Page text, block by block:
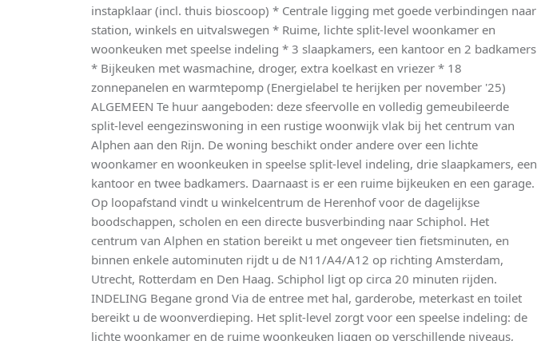
instapklaar (incl. thuis bioscoop) * Centrale ligging met goede verbindingen naar
station, winkels en uitvalswegen * Ruime, lichte split-level woonkamer en
woonkeuken met speelse indeling * 3 slaapkamers, een kantoor en 2 badkamers
* Bijkeuken met wasmachine, droger, extra koelkast en vriezer * 18
zonnepanelen en warmtepomp (Energielabel te herijken per november '25)
ALGEMEEN Te huur aangeboden: deze sfeervolle en volledig gemeubileerde
split-level eengezinswoning in een rustige woonwijk vlak bij het centrum van
Alphen aan den Rijn. De woning beschikt onder andere over een lichte
woonkamer en woonkeuken in speelse split-level indeling, drie slaapkamers, een
kantoor en twee badkamers. Daarnaast is er een ruime bijkeuken en een garage.
Op loopafstand vindt u winkelcentrum de Herenhof voor de dagelijkse
boodschappen, scholen en een directe busverbinding naar Schiphol. Het
centrum van Alphen en station bereikt u met ongeveer tien fietsminuten, en
binnen enkele autominuten rijdt u de N11/A4/A12 op richting Amsterdam,
Utrecht, Rotterdam en Den Haag. Schiphol ligt op circa 20 minuten rijden.
INDELING Begane grond Via de entree met hal, garderobe, meterkast en toilet
bereikt u de woonverdieping. Het split-level zorgt voor een speelse indeling: de
lichte woonkamer en de ruime woonkeuken liggen op verschillende niveaus,